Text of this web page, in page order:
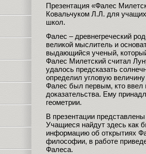
Презентация «Фалес
Ковальчуком Л.Л. для
школ.
Фалес – древнегреческий
великой мыслитель и
выдающийся ученый,
Фалес Милетский считал
удалось предсказать
определил угловую
Фалес был первым, кто ввел
доказательства. Ему
геометрии.
В презентации
Учащиеся найдут здесь как
информацию об открытиях
философии, в работе
Фалеса.